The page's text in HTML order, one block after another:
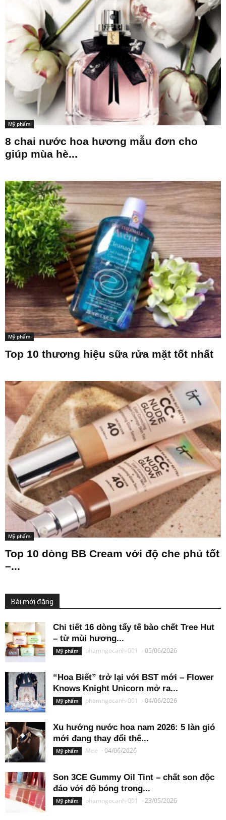
Mỹ phẩm
8 chai nước hoa hương mẫu đơn cho
giúp mùa hè...
Mỹ phẩm
Top 10 thương hiệu sữa rửa mặt tốt nhất
Mỹ phẩm
Top 10 dòng BB Cream với độ che phủ tốt
–...
Bài mới đăng
Chi tiết 16 dòng tẩy tế bào chết Tree Hut
– từ mùi hương...
Mỹ phẩm phamngocanh-001 -05/06/2026
“Hoa Biết” trở lại với BST mới – Flower
Knows Knight Unicorn mở ra...
Mỹ phẩm phamngocanh-001 -04/06/2026
Xu hướng nước hoa nam 2026: 5 làn gió
mới đang thay đổi thế...
Mỹ phẩm Mee -04/06/2026
Son 3CE Gummy Oil Tint – chất son độc
đáo với độ bóng trong...
Mỹ phẩm phamngocanh-001 -23/05/2026